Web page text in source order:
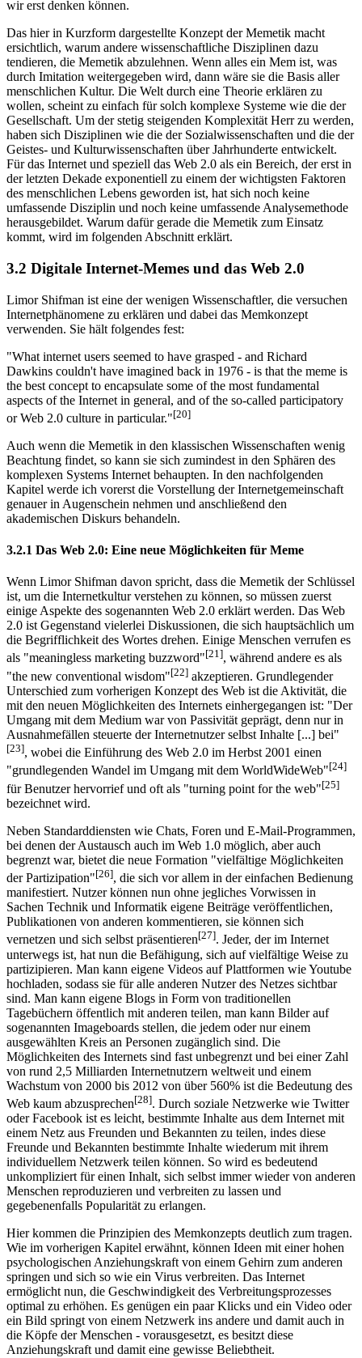
wir erst denken können.
Das hier in Kurzform dargestellte Konzept der Memetik macht
ersichtlich, warum andere wissenschaftliche Disziplinen dazu
tendieren, die Memetik abzulehnen. Wenn alles ein Mem ist, was
durch Imitation weitergegeben wird, dann wäre sie die Basis aller
menschlichen Kultur. Die Welt durch eine Theorie erklären zu
wollen, scheint zu einfach für solch komplexe Systeme wie die der
Gesellschaft. Um der stetig steigenden Komplexität Herr zu werden,
haben sich Disziplinen wie die der Sozialwissenschaften und die der
Geistes- und Kulturwissenschaften über Jahrhunderte entwickelt.
Für das Internet und speziell das Web 2.0 als ein Bereich, der erst in
der letzten Dekade exponentiell zu einem der wichtigsten Faktoren
des menschlichen Lebens geworden ist, hat sich noch keine
umfassende Disziplin und noch keine umfassende Analysemethode
herausgebildet. Warum dafür gerade die Memetik zum Einsatz
kommt, wird im folgenden Abschnitt erklärt.
3.2 Digitale Internet-Memes und das Web 2.0
Limor Shifman ist eine der wenigen Wissenschaftler, die versuchen
Internetphänomene zu erklären und dabei das Memkonzept
verwenden. Sie hält folgendes fest:
"What internet users seemed to have grasped - and Richard
Dawkins couldn't have imagined back in 1976 - is that the meme is
the best concept to encapsulate some of the most fundamental
aspects of the Internet in general, and of the so-called participatory
or Web 2.0 culture in particular."[20]
Auch wenn die Memetik in den klassischen Wissenschaften wenig
Beachtung findet, so kann sie sich zumindest in den Sphären des
komplexen Systems Internet behaupten. In den nachfolgenden
Kapitel werde ich vorerst die Vorstellung der Internetgemeinschaft
genauer in Augenschein nehmen und anschließend den
akademischen Diskurs behandeln.
3.2.1 Das Web 2.0: Eine neue Möglichkeiten für Meme
Wenn Limor Shifman davon spricht, dass die Memetik der Schlüssel
ist, um die Internetkultur verstehen zu können, so müssen zuerst
einige Aspekte des sogenannten Web 2.0 erklärt werden. Das Web
2.0 ist Gegenstand vielerlei Diskussionen, die sich hauptsächlich um
die Begrifflichkeit des Wortes drehen. Einige Menschen verrufen es
als "meaningless marketing buzzword"[21], während andere es als
"the new conventional wisdom"[22] akzeptieren. Grundlegender
Unterschied zum vorherigen Konzept des Web ist die Aktivität, die
mit den neuen Möglichkeiten des Internets einhergegangen ist: "Der
Umgang mit dem Medium war von Passivität geprägt, denn nur in
Ausnahmefällen steuerte der Internetnutzer selbst Inhalte [...] bei"
[23], wobei die Einführung des Web 2.0 im Herbst 2001 einen
"grundlegenden Wandel im Umgang mit dem WorldWideWeb"[24]
für Benutzer hervorrief und oft als "turning point for the web"[25]
bezeichnet wird.
Neben Standarddiensten wie Chats, Foren und E-Mail-Programmen,
bei denen der Austausch auch im Web 1.0 möglich, aber auch
begrenzt war, bietet die neue Formation "vielfältige Möglichkeiten
der Partizipation"[26], die sich vor allem in der einfachen Bedienung
manifestiert. Nutzer können nun ohne jegliches Vorwissen in
Sachen Technik und Informatik eigene Beiträge veröffentlichen,
Publikationen von anderen kommentieren, sie können sich
vernetzen und sich selbst präsentieren[27]. Jeder, der im Internet
unterwegs ist, hat nun die Befähigung, sich auf vielfältige Weise zu
partizipieren. Man kann eigene Videos auf Plattformen wie Youtube
hochladen, sodass sie für alle anderen Nutzer des Netzes sichtbar
sind. Man kann eigene Blogs in Form von traditionellen
Tagebüchern öffentlich mit anderen teilen, man kann Bilder auf
sogenannten Imageboards stellen, die jedem oder nur einem
ausgewählten Kreis an Personen zugänglich sind. Die
Möglichkeiten des Internets sind fast unbegrenzt und bei einer Zahl
von rund 2,5 Milliarden Internetnutzern weltweit und einem
Wachstum von 2000 bis 2012 von über 560% ist die Bedeutung des
Web kaum abzusprechen[28]. Durch soziale Netzwerke wie Twitter
oder Facebook ist es leicht, bestimmte Inhalte aus dem Internet mit
einem Netz aus Freunden und Bekannten zu teilen, indes diese
Freunde und Bekannten bestimmte Inhalte wiederum mit ihrem
individuellem Netzwerk teilen können. So wird es bedeutend
unkompliziert für einen Inhalt, sich selbst immer wieder von anderen
Menschen reproduzieren und verbreiten zu lassen und
gegebenenfalls Popularität zu erlangen.
Hier kommen die Prinzipien des Memkonzepts deutlich zum tragen.
Wie im vorherigen Kapitel erwähnt, können Ideen mit einer hohen
psychologischen Anziehungskraft von einem Gehirn zum anderen
springen und sich so wie ein Virus verbreiten. Das Internet
ermöglicht nun, die Geschwindigkeit des Verbreitungsprozesses
optimal zu erhöhen. Es genügen ein paar Klicks und ein Video oder
ein Bild springt von einem Netzwerk ins andere und damit auch in
die Köpfe der Menschen - vorausgesetzt, es besitzt diese
Anziehungskraft und damit eine gewisse Beliebtheit.